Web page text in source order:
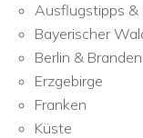
Ausflugstipps &
Bayerischer
Berlin &
Erzgebirge
Franken
Küste